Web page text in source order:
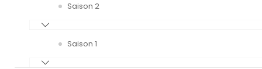
Saison 2
Saison 1